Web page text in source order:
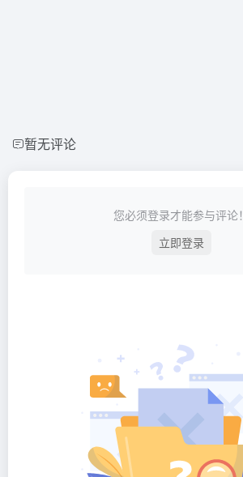
暂无评论
您必须登录才能参与评论！
立即登录